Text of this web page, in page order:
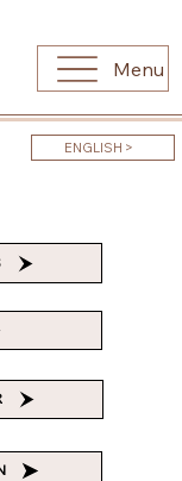
Menu
ENGLISH >